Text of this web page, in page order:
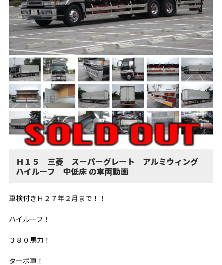
Ｈ１５ 三菱 スーパーグレート アルミウィング
ハイルーフ 中低床 の車両動画
車検付きＨ２７年２月まで！！
ハイルーフ！
３８０馬力！
ターボ車！